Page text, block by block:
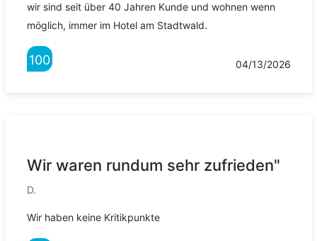
wir sind seit über 40 Jahren Kunde und wohnen wenn
möglich, immer im Hotel am Stadtwald.
100 04/13/2026
Wir waren rundum sehr zufrieden"
D.
Wir haben keine Kritikpunkte